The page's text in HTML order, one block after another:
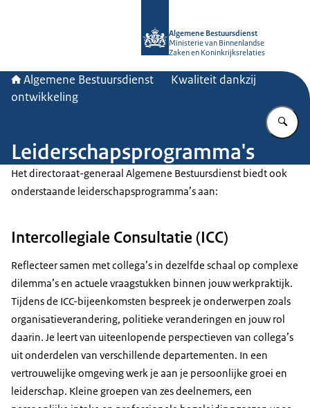
Algemene Bestuursdienst
Ministerie van Binnenlandse
Zaken en Koninkrijksrelaties
Algemene Bestuursdienst
Kwaliteit dankzij
ontwikkeling
Leiderschapsprogramma's
Het directoraat-generaal Algemene Bestuursdienst biedt ook
onderstaande leiderschapsprogramma’s aan:
Intercollegiale Consultatie (ICC)
Reflecteer samen met collega’s in dezelfde schaal op complexe
dilemma’s en actuele vraagstukken binnen jouw werkpraktijk.
Tijdens de ICC-bijeenkomsten bespreek je onderwerpen zoals
organisatieverandering, politieke veranderingen en jouw rol
daarin. Je leert van uiteenlopende perspectieven van collega’s
uit onderdelen van verschillende departementen. In een
vertrouwelijke omgeving werk je aan je persoonlijke groei en
leiderschap. Kleine groepen van zes deelnemers, een